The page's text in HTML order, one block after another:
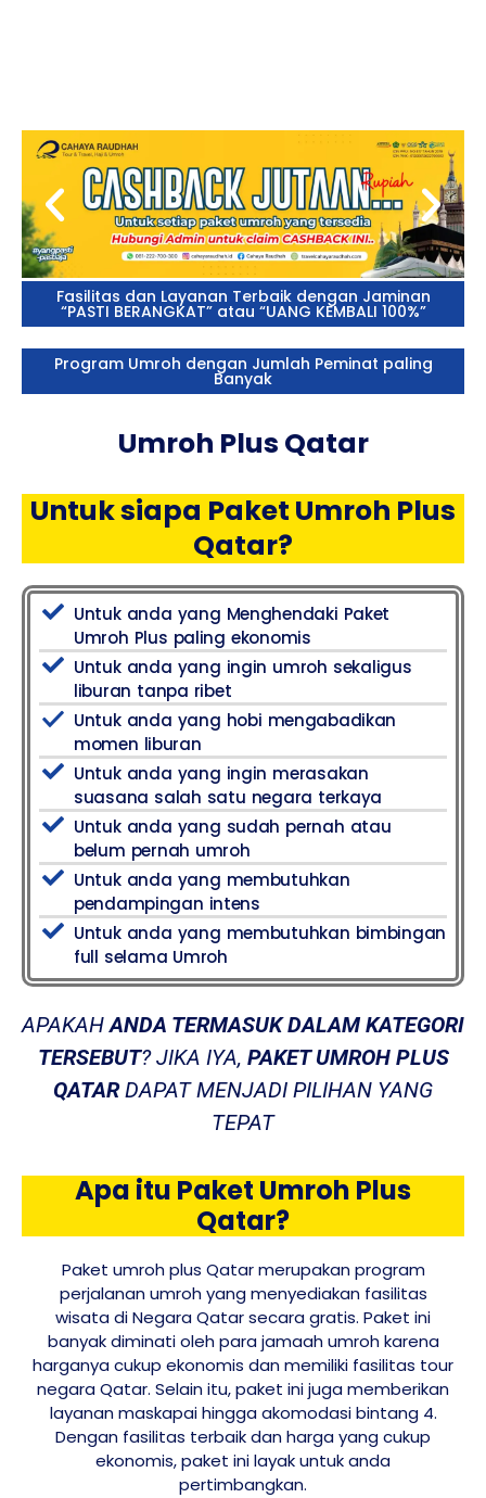
Umroh dengan Kesempatan
Gratis Berlibur di Qatar
Fasilitas dan Layanan Terbaik dengan Jaminan
“PASTI BERANGKAT” atau “UANG KEMBALI 100%”
Program Umroh dengan Jumlah Peminat paling
Banyak
Umroh Plus Qatar
Untuk siapa Paket Umroh Plus
Qatar?
Untuk anda yang Menghendaki Paket
Umroh Plus paling ekonomis
Untuk anda yang ingin umroh sekaligus
liburan tanpa ribet
Untuk anda yang hobi mengabadikan
momen liburan
Untuk anda yang ingin merasakan
suasana salah satu negara terkaya
Untuk anda yang sudah pernah atau
belum pernah umroh
Untuk anda yang membutuhkan
pendampingan intens
Untuk anda yang membutuhkan bimbingan
full selama Umroh
APAKAHANDA TERMASUK DALAM KATEGORI
TERSEBUT? JIKA IYA, PAKET UMROH PLUS
QATARDAPAT MENJADI PILIHAN YANG
TEPAT
Apa itu Paket Umroh Plus
Qatar?
Paket umroh plus Qatar merupakan program
perjalanan umroh yang menyediakan fasilitas
wisata di Negara Qatar secara gratis. Paket ini
banyak diminati oleh para jamaah umroh karena
harganya cukup ekonomis dan memiliki fasilitas tour
negara Qatar. Selain itu, paket ini juga memberikan
layanan maskapai hingga akomodasi bintang 4.
Dengan fasilitas terbaik dan harga yang cukup
ekonomis, paket ini layak untuk anda
pertimbangkan.